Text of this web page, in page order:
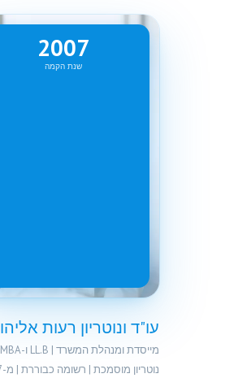
2007
שנת הקמה
עו"ד ונוטריון רעות אליהו
נוטריון מוסמכת | רשומה כבוררת | מ-2007